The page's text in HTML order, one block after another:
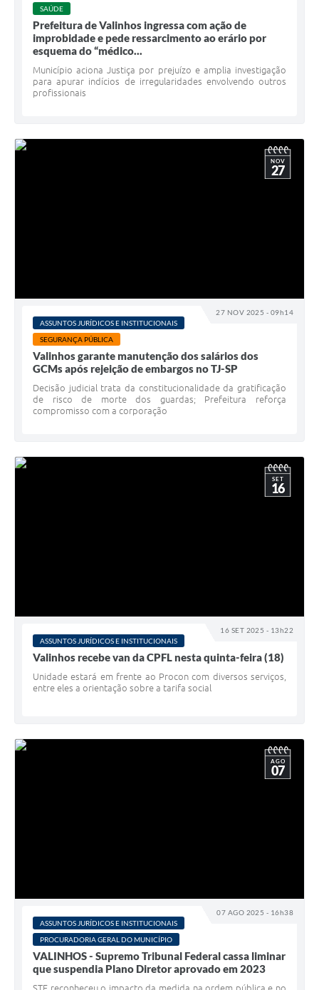
SAÚDE
Prefeitura de Valinhos ingressa com ação de
improbidade e pede ressarcimento ao erário por
esquema do “médico...
Município aciona Justiça por prejuízo e amplia investigação
para apurar indícios de irregularidades envolvendo outros
profissionais
27 NOV 2025 - 09h14
NOV
27
ASSUNTOS JURÍDICOS E INSTITUCIONAIS
SEGURANÇA PÚBLICA
Valinhos garante manutenção dos salários dos
GCMs após rejeição de embargos no TJ-SP
Decisão judicial trata da constitucionalidade da gratificação
de risco de morte dos guardas; Prefeitura reforça
compromisso com a corporação
16 SET 2025 - 13h22
SET
16
ASSUNTOS JURÍDICOS E INSTITUCIONAIS
Valinhos recebe van da CPFL nesta quinta-feira (18)
Unidade estará em frente ao Procon com diversos serviços,
entre eles a orientação sobre a tarifa social
07 AGO 2025 - 16h38
AGO
07
ASSUNTOS JURÍDICOS E INSTITUCIONAIS
PROCURADORIA GERAL DO MUNICÍPIO
VALINHOS - Supremo Tribunal Federal cassa liminar
que suspendia Plano Diretor aprovado em 2023
STF reconheceu o impacto da medida na ordem pública e no